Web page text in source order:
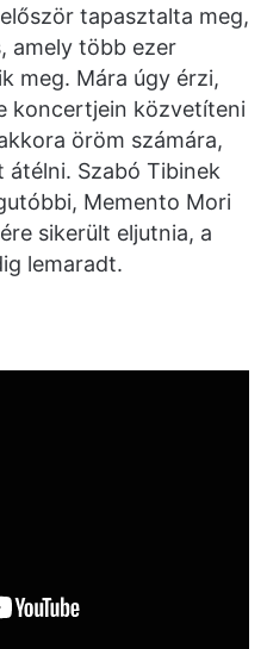
tapasztalta meg,
amely több ezer
meg. Mára úgy érzi,
koncertjein közvetíteni
öröm számára,
Szabó Tibinek
Memento Mori
sikerült eljutnia, a
lemaradt.